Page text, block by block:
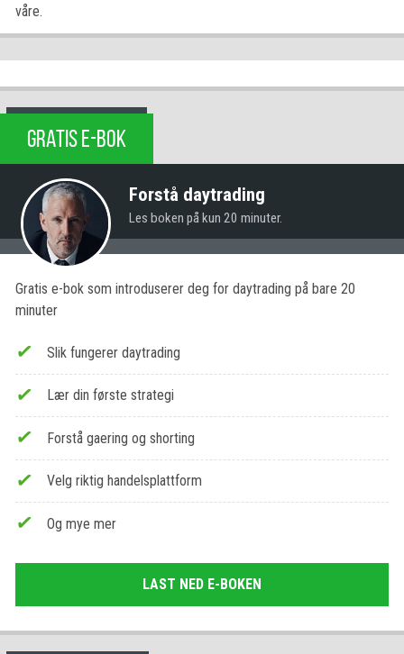
våre.
GRATIS E-BOK
Forstå daytrading
Les boken på kun 20 minuter.
Gratis e-bok som introduserer deg for daytrading på bare 20
minuter
Slik fungerer daytrading
Lær din første strategi
Forstå gaering og shorting
Velg riktig handelsplattform
Og mye mer
LAST NED E-BOKEN